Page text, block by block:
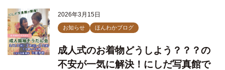
2026年3月15日
お知らせ ほんわかブログ
成人式のお着物どうしよう？？？の
不安が一気に解決！にしだ写真館で